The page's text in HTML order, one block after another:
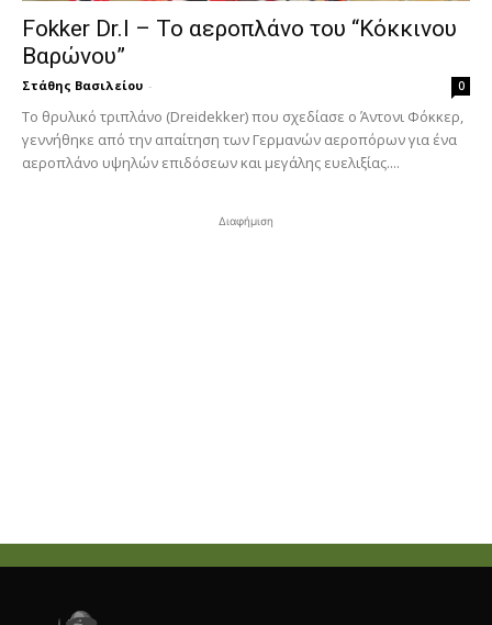
Fokker Dr.I – To αεροπλάνο του “Κόκκινου
Βαρώνου”
Στάθης Βασιλείου - 0
Tο θρυλικό τριπλάνο (Dreidekker) που σχεδίασε ο Άντονι Φόκκερ,
γεννήθηκε από την απαίτηση των Γερμανών αεροπόρων για ένα
αεροπλάνο υψηλών επιδόσεων και μεγάλης ευελιξίας....
Διαφήμιση